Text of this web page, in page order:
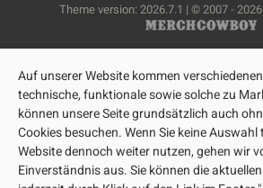
Theme version: 2026.7.1 | © 2007 - 2026
Auf unserer Website kommen
technische, funktionale sowie solche zu
können unsere Seite grundsätzlich auch
Cookies besuchen. Wenn Sie keine
Website dennoch weiter nutzen, gehen wir
Einverständnis aus. Sie können die